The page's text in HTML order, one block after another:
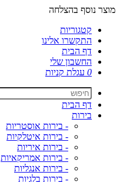
מוצר נוסף בהצלחה
קטגוריות
התקשרו אלינו
דף הבית
החשבון שלי
0 עגלת קניות
דף הבית
בירות
- בירות אוסטריות
- בירות איטלקיות
- בירות איריות
- בירות אמריקאיות
- בירות אנגליות
- בירות בלגיות